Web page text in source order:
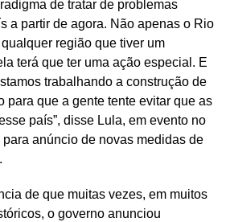
de tratar de problemas
a partir de agora. Não apenas o Rio
região que tiver um
terá que ter uma ação especial. E
trabalhando a construção de
para que a gente tente evitar que as
país”, disse Lula, em evento no
anúncio de novas medidas de
de que muitas vezes, em muitos
o governo anunciou